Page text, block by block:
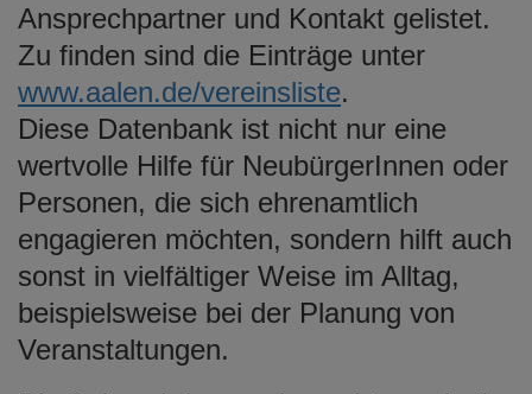
Ansprechpartner und Kontakt gelistet.
Zu finden sind die Einträge unter
www.aalen.de/vereinsliste.
Diese Datenbank ist nicht nur eine
wertvolle Hilfe für NeubürgerInnen oder
Personen, die sich ehrenamtlich
engagieren möchten, sondern hilft auch
sonst in vielfältiger Weise im Alltag,
beispielsweise bei der Planung von
Veranstaltungen.